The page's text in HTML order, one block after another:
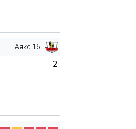
Аякс 16
2